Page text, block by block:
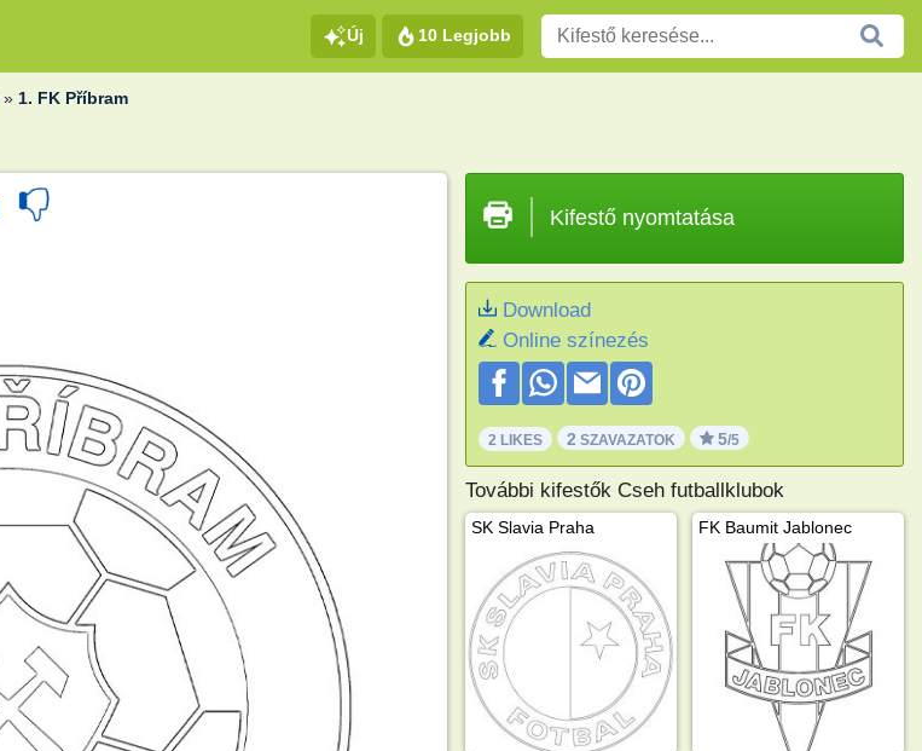
Új 10 Legjobb
» 1. FK Příbram
Kifestő nyomtatása
Download
Online színezés
2 LIKES 2 SZAVAZATOK 5/5
További kifestők Cseh futballklubok
SK Slavia Praha FK Baumit Jablonec